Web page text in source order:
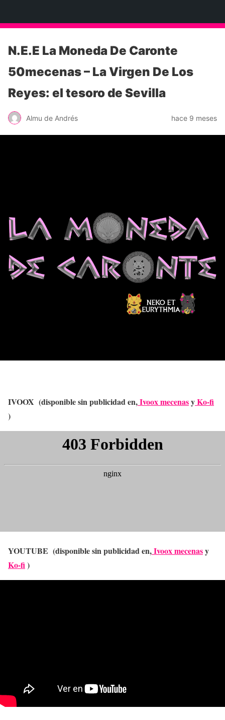
N.E.E La Moneda De Caronte
50mecenas – La Virgen De Los
Reyes: el tesoro de Sevilla
Almu de Andrés hace 9 meses
IVOOX (disponible sin publicidad en,Ivoox mecenasyKo-fi
)
YOUTUBE (disponible sin publicidad en,Ivoox mecenasy
Ko-fi)